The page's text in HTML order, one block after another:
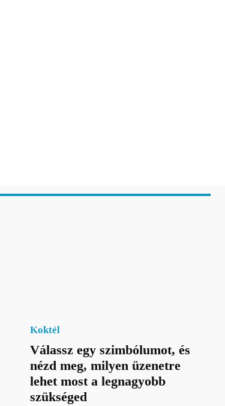
Koktél
Válassz egy szimbólumot, és
nézd meg, milyen üzenetre
lehet most a legnagyobb
szükséged